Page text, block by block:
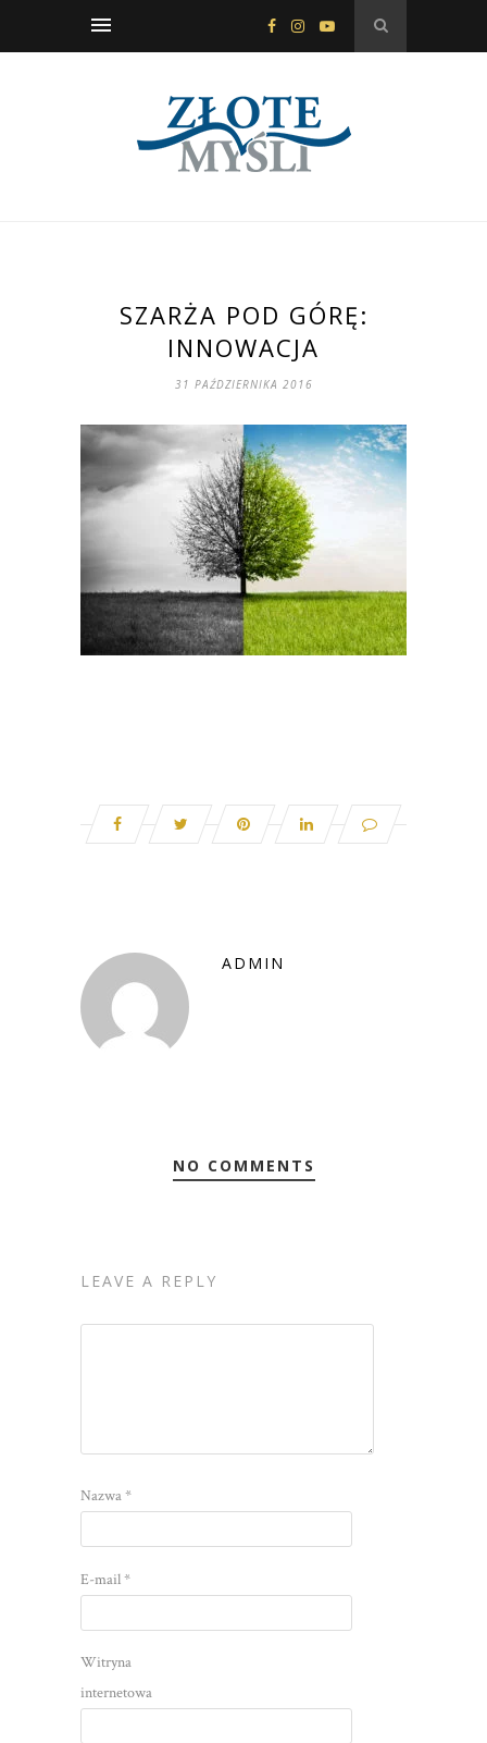
SZARŻA POD GÓRĘ:
INNOWACJA
31 PAŹDZIERNIKA 2016
ADMIN
NO COMMENTS
LEAVE A REPLY
Nazwa*
E-mail*
Witryna
internetowa